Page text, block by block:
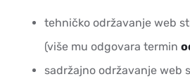
tehničko održavanje web
(više mu odgovara termin
sadržajno održavanje web